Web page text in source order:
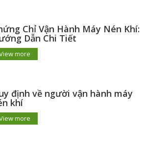
Chỉ Vận Hành Máy Nén Khí:
Dẫn Chi Tiết
more
định về người vận hành máy
khí
more